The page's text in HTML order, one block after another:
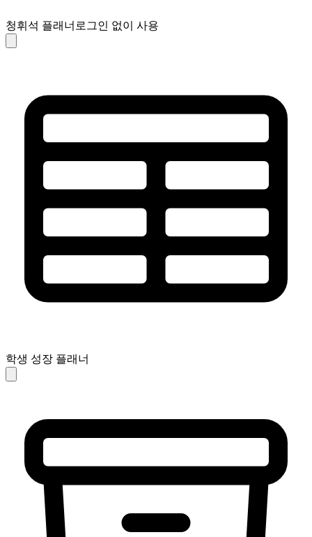
청휘석 플래너 로그인 없이 사용
학생 성장 플래너